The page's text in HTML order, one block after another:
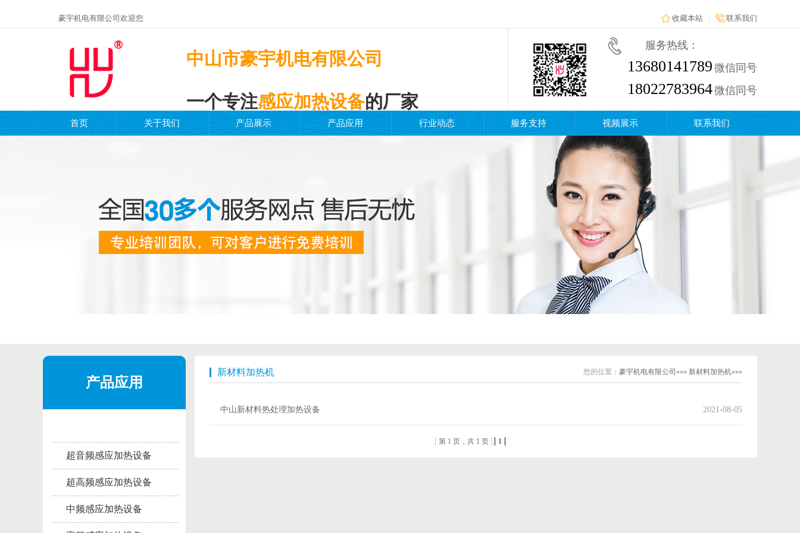
豪宇机电有限公司欢迎您 收藏本站 联系我们
中山市豪宇机电有限公司
一个专注感应加热设备的厂家
服务热线：
13680141789 微信同号
18022783964微信同号
首页 关于我们 产品展示 产品应用 行业动态 服务支持 视频展示 联系我们
产品应用
超音频感应加热设备
超高频感应加热设备
中频感应加热设备
新材料加热机 您的位置： 豪宇机电有限公司»»» 新材料加热机»»»
中山新材料热处理加热设备 2021-08-05
第 1 页，共 1 页 1